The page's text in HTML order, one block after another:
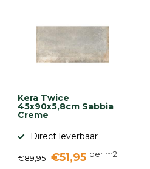
Kera Twice
45x90x5,8cm Sabbia
Creme
Direct leverbaar
€89,95 €51,95 per m2